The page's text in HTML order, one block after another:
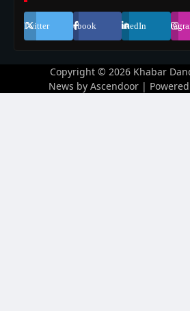
Twitter Facebook LinkedIn
Copyright © 2026 Khabar
News by Ascendoor |